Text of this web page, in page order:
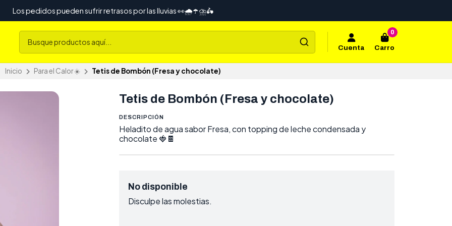
Los pedidos pueden sufrir retrasos por las lluvias 👀🌧️☂️⛈️🛵
Cuenta
0
Carro
Inicio Para el Calor ☀️ Tetis de Bombón (Fresa y chocolate)
Tetis de Bombón (Fresa y chocolate)
DESCRIPCIÓN
Heladito de agua sabor Fresa, con topping de leche condensada y
chocolate 🍓🍫
No disponible
Disculpe las molestias.